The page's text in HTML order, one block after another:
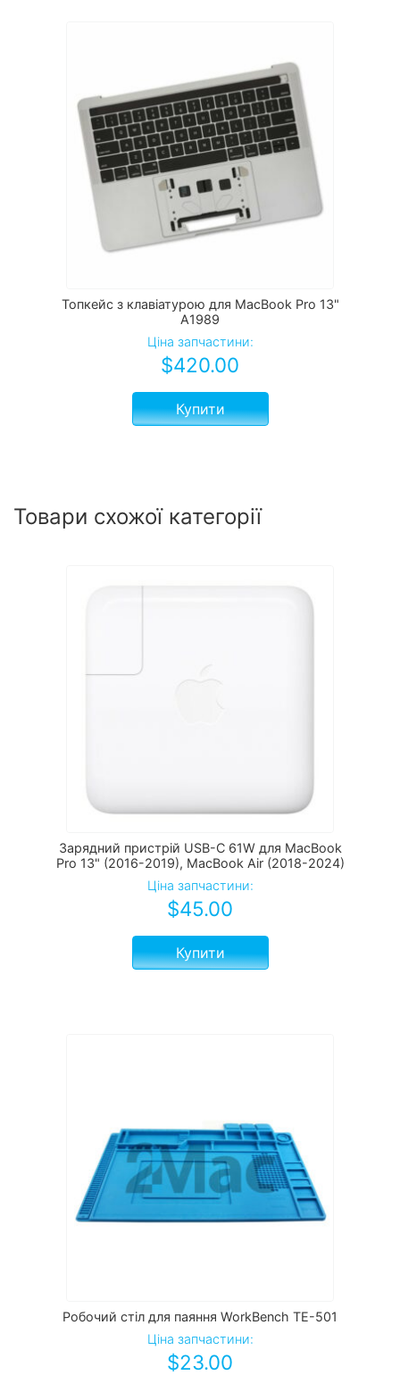
Топкейс з клавіатурою для MacBook Pro 13"
A1989
Ціна запчастини:
$420.00
Купити
Товари схожої категорії
Зарядний пристрій USB-C 61W для MacBook
Pro 13" (2016-2019), MacBook Air (2018-2024)
Ціна запчастини:
$45.00
Купити
Робочий стіл для паяння WorkBench TE-501
Ціна запчастини:
$23.00